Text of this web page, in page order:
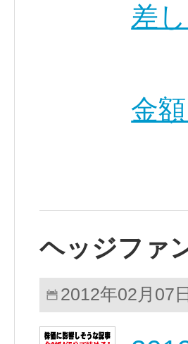
差
金
ヘッジファ
2012年02月07日